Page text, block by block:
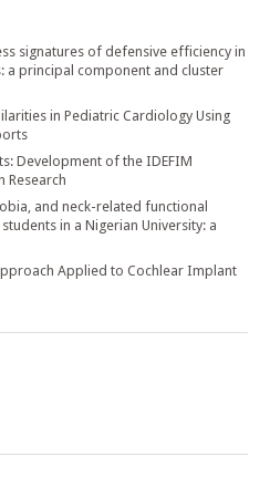
signatures of defensive efficiency in
principal component and cluster
in Pediatric Cardiology Using
Development of the IDEFIM
Research
and neck-related functional
in a Nigerian University: a
Applied to Cochlear Implant